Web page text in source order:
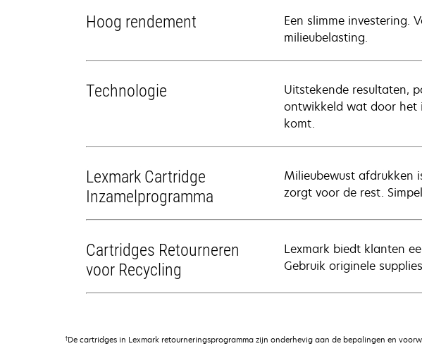
Hoog rendement
Een slimme investering.
milieubelasting.
Technologie
Uitstekende resultaten,
ontwikkeld wat door het
komt.
Lexmark Cartridge
Inzamelprogramma
Milieubewust afdrukken
zorgt voor de rest.
Cartridges Retourneren
voor Recycling
Lexmark biedt klanten
Gebruik originele
†De cartridges in Lexmark retourneringsprogramma zijn onderhevig aan de bepalingen en